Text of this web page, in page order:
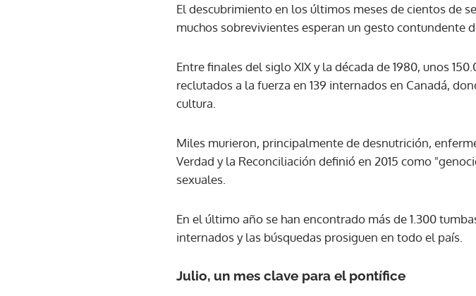
El descubrimiento en los últimos meses de cientos de
muchos sobrevivientes esperan un gesto contundente
Entre finales del siglo XIX y la década de 1980, unos
reclutados a la fuerza en 139 internados en Canadá,
cultura.
Miles murieron, principalmente de desnutrición,
Verdad y la Reconciliación definió en 2015 como
sexuales.
En el último año se han encontrado más de 1.300
internados y las búsquedas prosiguen en todo el país.
Julio, un mes clave para el pontífice